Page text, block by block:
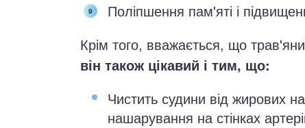
Поліпшення пам'яті і
Крім того, вважається, що
він також цікавий і тим, що:
Чистить судини від жирових
нашарування на стінках